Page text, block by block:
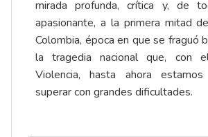
mirada profunda, crítica y, de
apasionante, a la primera mitad
Colombia, época en que se fraguó
la tragedia nacional que, con
Violencia, hasta ahora
superar con grandes dificultades.